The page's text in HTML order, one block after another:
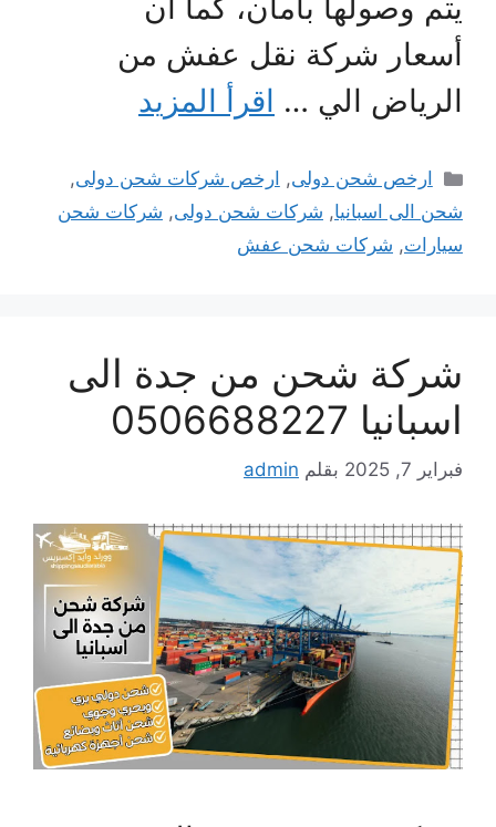
يتم وصولها بأمان، كما أن
أسعار شركة نقل عفش من
الرياض الي … اقرأ المزيد
التصنيفات
ارخص شحن دولى, ارخص شركات شحن دولى,
شحن الى اسبانيا, شركات شحن دولى, شركات شحن
سيارات, شركات شحن عفش
شركة شحن من جدة الى
اسبانيا 0506688227
فبراير 7, 2025 بقلم admin